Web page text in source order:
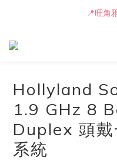
📒🖋️報
📍旺角
🚛最快可
Hollyland
1.9 GHz 8
Duplex 頭戴
系統